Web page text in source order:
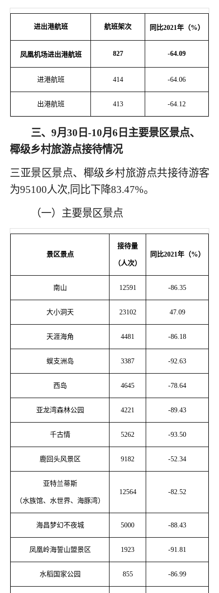
进出港航班 航班架次 同比2021年（%）
凤凰机场进出港航班 827 -64.09
进港航班 414 -64.06
出港航班 413 -64.12
三、 9月30日-10月6日 主要景区景点、
椰级乡村旅游点接待情况
三亚景区景点、椰级乡村旅游点共接待游客
为95100人次,同比下降83.47%。
（一）主要景区景点
景区景点
接待量
（人次）
同比2021年（%）
南山 12591 -86.35
大小洞天 23102 47.09
天涯海角 4481 -86.18
蜈支洲岛 3387 -92.63
西岛 4645 -78.64
亚龙湾森林公园 4221 -89.43
千古情 5262 -93.50
鹿回头风景区 9182 -52.34
亚特兰蒂斯
（水族馆、水世界、海豚湾）
12564 -82.52
海昌梦幻不夜城 5000 -88.43
凤凰岭海誓山盟景区 1923 -91.81
水稻国家公园 855 -86.99